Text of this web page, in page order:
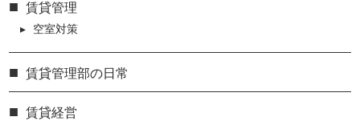
賃貸管理
空室対策
賃貸管理部の日常
賃貸経営